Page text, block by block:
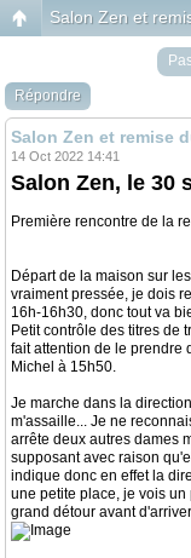
Salon Zen et
Répondre
Salon Zen et remise
14 Oct 2022 14:41
Salon Zen, le 30
Première rencontre de la
Départ de la maison sur
vraiment pressée, je dois
16h-16h30, donc tout va
Petit contrôle des titres de
fait attention de le prendre
Michel à 15h50.
Je marche dans la
m'assaille... Je ne
arrête deux autres dames
supposant avec raison
indique donc en effet la
une petite place, je vois
grand détour avant